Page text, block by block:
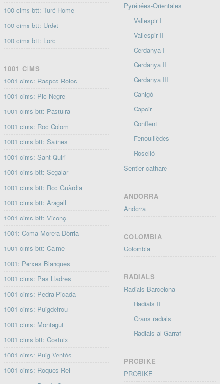
100 cims btt: Turó Home
100 cims btt: Urdet
100 cims btt: Lord
1001 CIMS
1001 cims: Raspes Roies
1001 cims: Pic Negre
1001 cims btt: Pastuira
1001 cims: Roc Colom
1001 cims btt: Salines
1001 cims: Sant Quiri
1001 cims btt: Segalar
1001 cims btt: Roc Guàrdia
1001 cims btt: Aragall
1001 cims btt: Vicenç
1001: Coma Morera Dòrria
1001 cims btt: Calme
1001: Perxes Blanques
1001 cims: Pas Lladres
1001 cims: Pedra Picada
1001 cims: Puigdefrou
1001 cims: Montagut
1001 cims btt: Costuix
1001 cims: Puig Ventós
1001 cims: Roques Rei
Pyrénées-Orientales
Vallespir I
Vallespir II
Cerdanya I
Cerdanya II
Cerdanya III
Canigó
Capcir
Conflent
Fenouillèdes
Roselló
Sentier cathare
ANDORRA
Andorra
COLOMBIA
Colombia
RADIALS
Radials Barcelona
Radials II
Grans radials
Radials al Garraf
PROBIKE
PROBIKE